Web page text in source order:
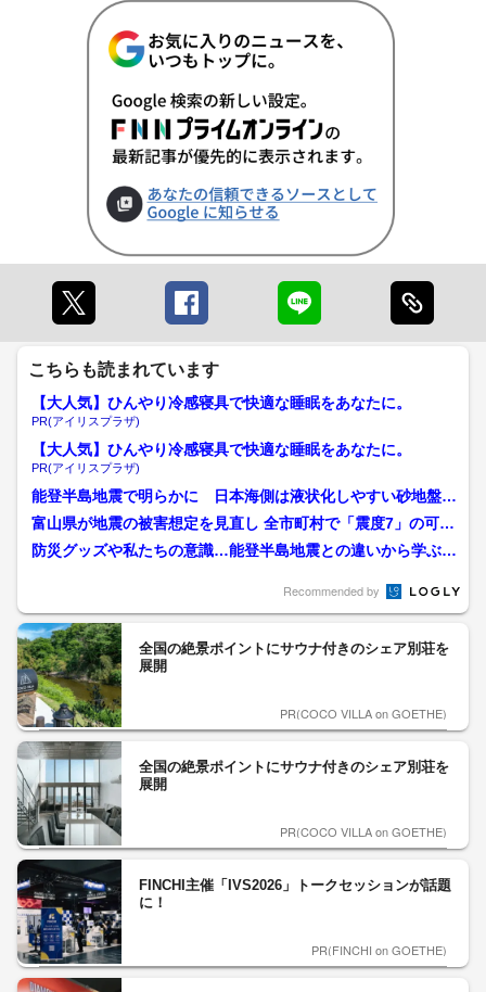
こちらも読まれています
【大人気】ひんやり冷感寝具で快適な睡眠をあなたに。
PR(アイリスプラザ)
【大人気】ひんやり冷感寝具で快適な睡眠をあなたに。
PR(アイリスプラザ)
能登半島地震で明らかに 日本海側は液状化しやすい砂地盤が
多く、発生率は太平洋側の...
富山県が地震の被害想定を見直し 全市町村で「震度7」の可能
性「連動型地震も含めて...
防災グッズや私たちの意識…能登半島地震との違いから学ぶ、
Recommended by
全国の絶景ポイントにサウナ付きのシェア別荘を
展開
PR(COCO VILLA on GOETHE)
全国の絶景ポイントにサウナ付きのシェア別荘を
展開
PR(COCO VILLA on GOETHE)
FINCHI主催「IVS2026」トークセッションが話題
に！
PR(FINCHI on GOETHE)